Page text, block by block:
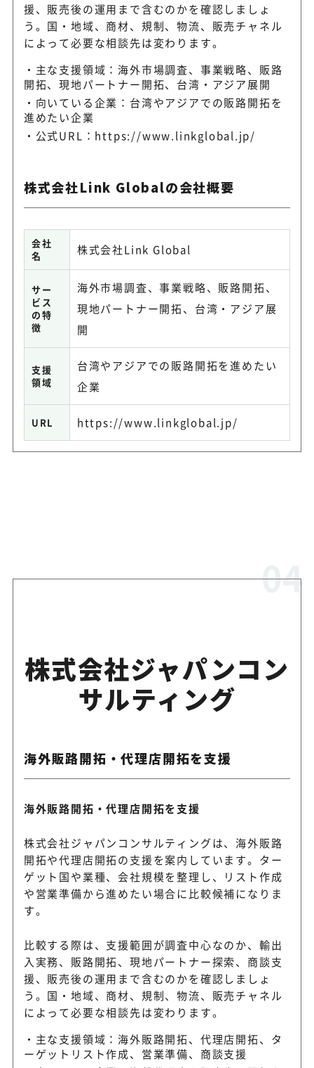
援、販売後の運用まで含むのかを確認しましょ
う。国・地域、商材、規制、物流、販売チャネル
によって必要な相談先は変わります。
主な支援領域：海外市場調査、事業戦略、販路
開拓、現地パートナー開拓、台湾・アジア展開
向いている企業：台湾やアジアでの販路開拓を
進めたい企業
公式URL： https://www.linkglobal.jp/
株式会社Link Globalの会社概要
会社
名
株式会社Link Global
サー
ビス
の特
徴
海外市場調査、事業戦略、販路開拓、
現地パートナー開拓、台湾・アジア展
開
支援
領域
台湾やアジアでの販路開拓を進めたい
企業
URL https://www.linkglobal.jp/
株式会社ジャパンコン
サルティング
海外販路開拓・代理店開拓を支援
海外販路開拓・代理店開拓を支援
株式会社ジャパンコンサルティングは、海外販路
開拓や代理店開拓の支援を案内しています。ター
ゲット国や業種、会社規模を整理し、リスト作成
や営業準備から進めたい場合に比較候補になりま
す。
比較する際は、支援範囲が調査中心なのか、輸出
入実務、販路開拓、現地パートナー探索、商談支
援、販売後の運用まで含むのかを確認しましょ
う。国・地域、商材、規制、物流、販売チャネル
によって必要な相談先は変わります。
主な支援領域：海外販路開拓、代理店開拓、タ
ーゲットリスト作成、営業準備、商談支援